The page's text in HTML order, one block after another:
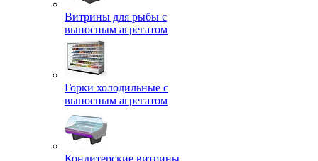
Витрины для рыбы с
выносным агрегатом
Горки холодильные с
выносным агрегатом
Кондитерские витрины